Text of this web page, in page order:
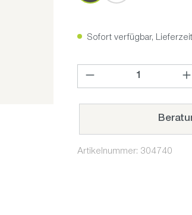
Sofort verfügbar,
Produkt Anzahl: Gib den
Artikelnummer: 304740